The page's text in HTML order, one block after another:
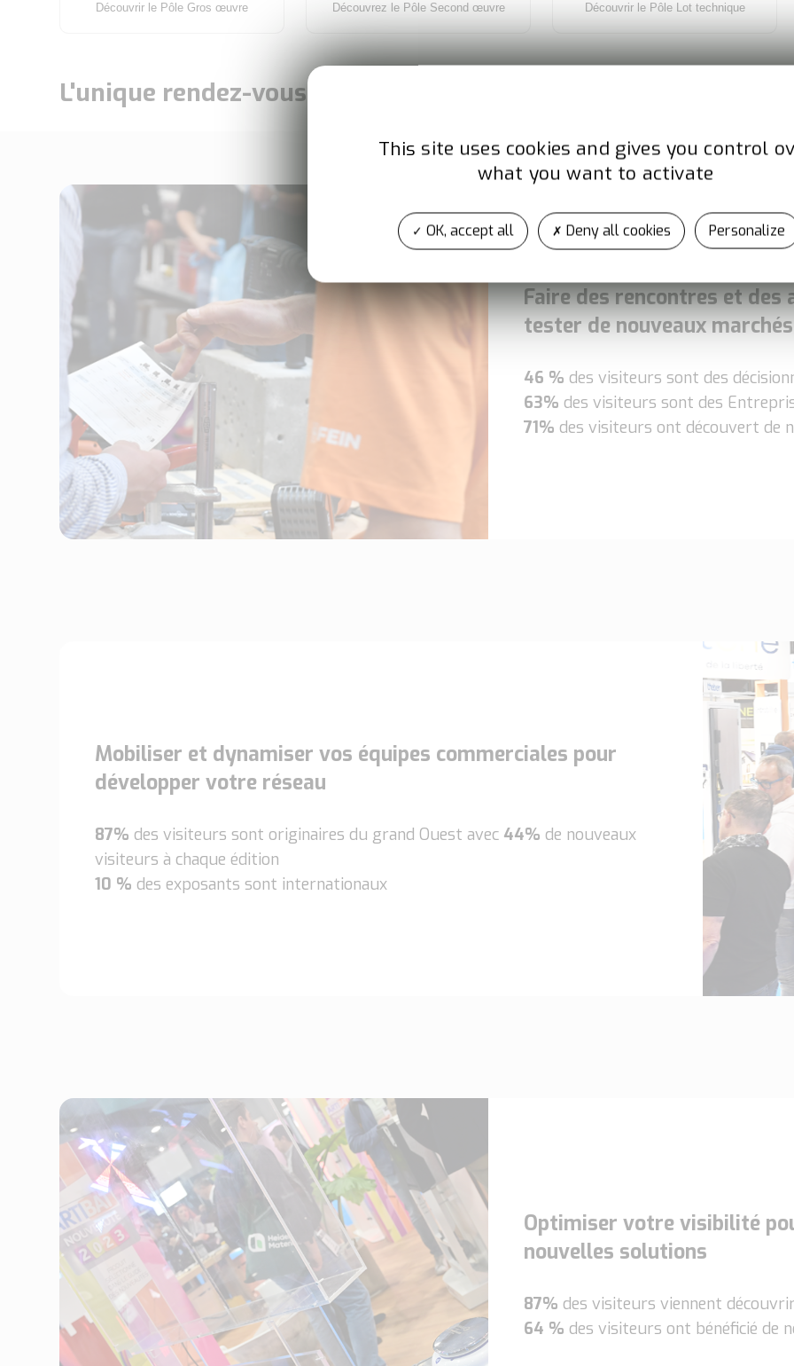
Découvrir le Pôle Gros œuvre Découvrez le Pôle Second œuvre Découvrir le Pôle Lot technique
L'unique rendez-vous pour :
Faire des rencontres et
tester de nouveaux marchés
46 % des visiteurs sont des
63% des visiteurs sont des
71% des visiteurs ont découvert de
Mobiliser et dynamiser vos équipes commerciales pour
développer votre réseau
87% des visiteurs sont originaires du grand Ouest avec 44% de nouveaux
visiteurs à chaque édition
10 % des exposants sont internationaux
Optimiser votre visibilité
nouvelles solutions
87% des visiteurs viennent
64 % des visiteurs ont bénéficié de
This site uses cookies and gives you control
what you want to activate
OK, accept all Deny all cookies Personalize